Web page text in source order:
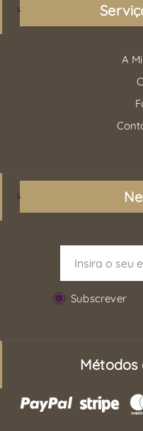
A
Subscrever
Métodos